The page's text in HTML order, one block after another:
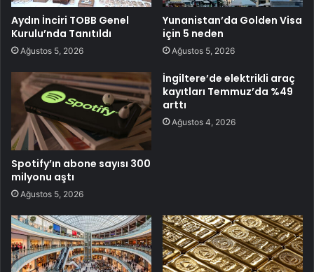
Aydın İnciri TOBB Genel
Kurulu’nda Tanıtıldı
Ağustos 5, 2026
Yunanistan’da Golden Visa
için 5 neden
Ağustos 5, 2026
Spotify’ın abone sayısı 300
milyonu aştı
Ağustos 5, 2026
İngiltere’de elektrikli araç
kayıtları Temmuz’da %49
arttı
Ağustos 4, 2026